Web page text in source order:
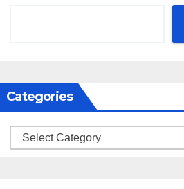
Categories
Categories